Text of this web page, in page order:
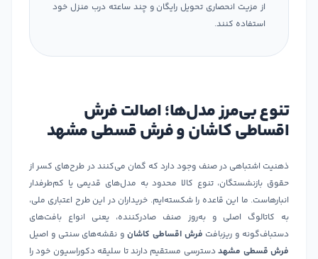
از مزیت انحصاری تحویل رایگان و چند ساعته درب منزل خود
استفاده کنند.
تنوع بی‌مرز مدل‌ها؛ اصالت فرش
اقساطی کاشان و فرش قسطی مشهد
ذهنیت اشتباهی در صنف وجود دارد که گمان می‌کنند در طرح‌های کسر از
حقوق بازنشستگان، تنوع کالا محدود به مدل‌های قدیمی یا کم‌طرفدار
انبارهاست. ما این قاعده را شکسته‌ایم. خریداران در این طرح اعتباری ملی،
به کاتالوگ اصلی و به‌روز صنف صادرکننده، یعنی انواع بافت‌های
دستباف‌گونه و ریزبافت فرش اقساطی کاشان و نقشه‌های سنتی و اصیل
فرش قسطی مشهددسترسی مستقیم دارند تا سلیقه دکوراسیون خود را